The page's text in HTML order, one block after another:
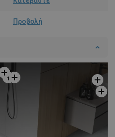
Προβολή